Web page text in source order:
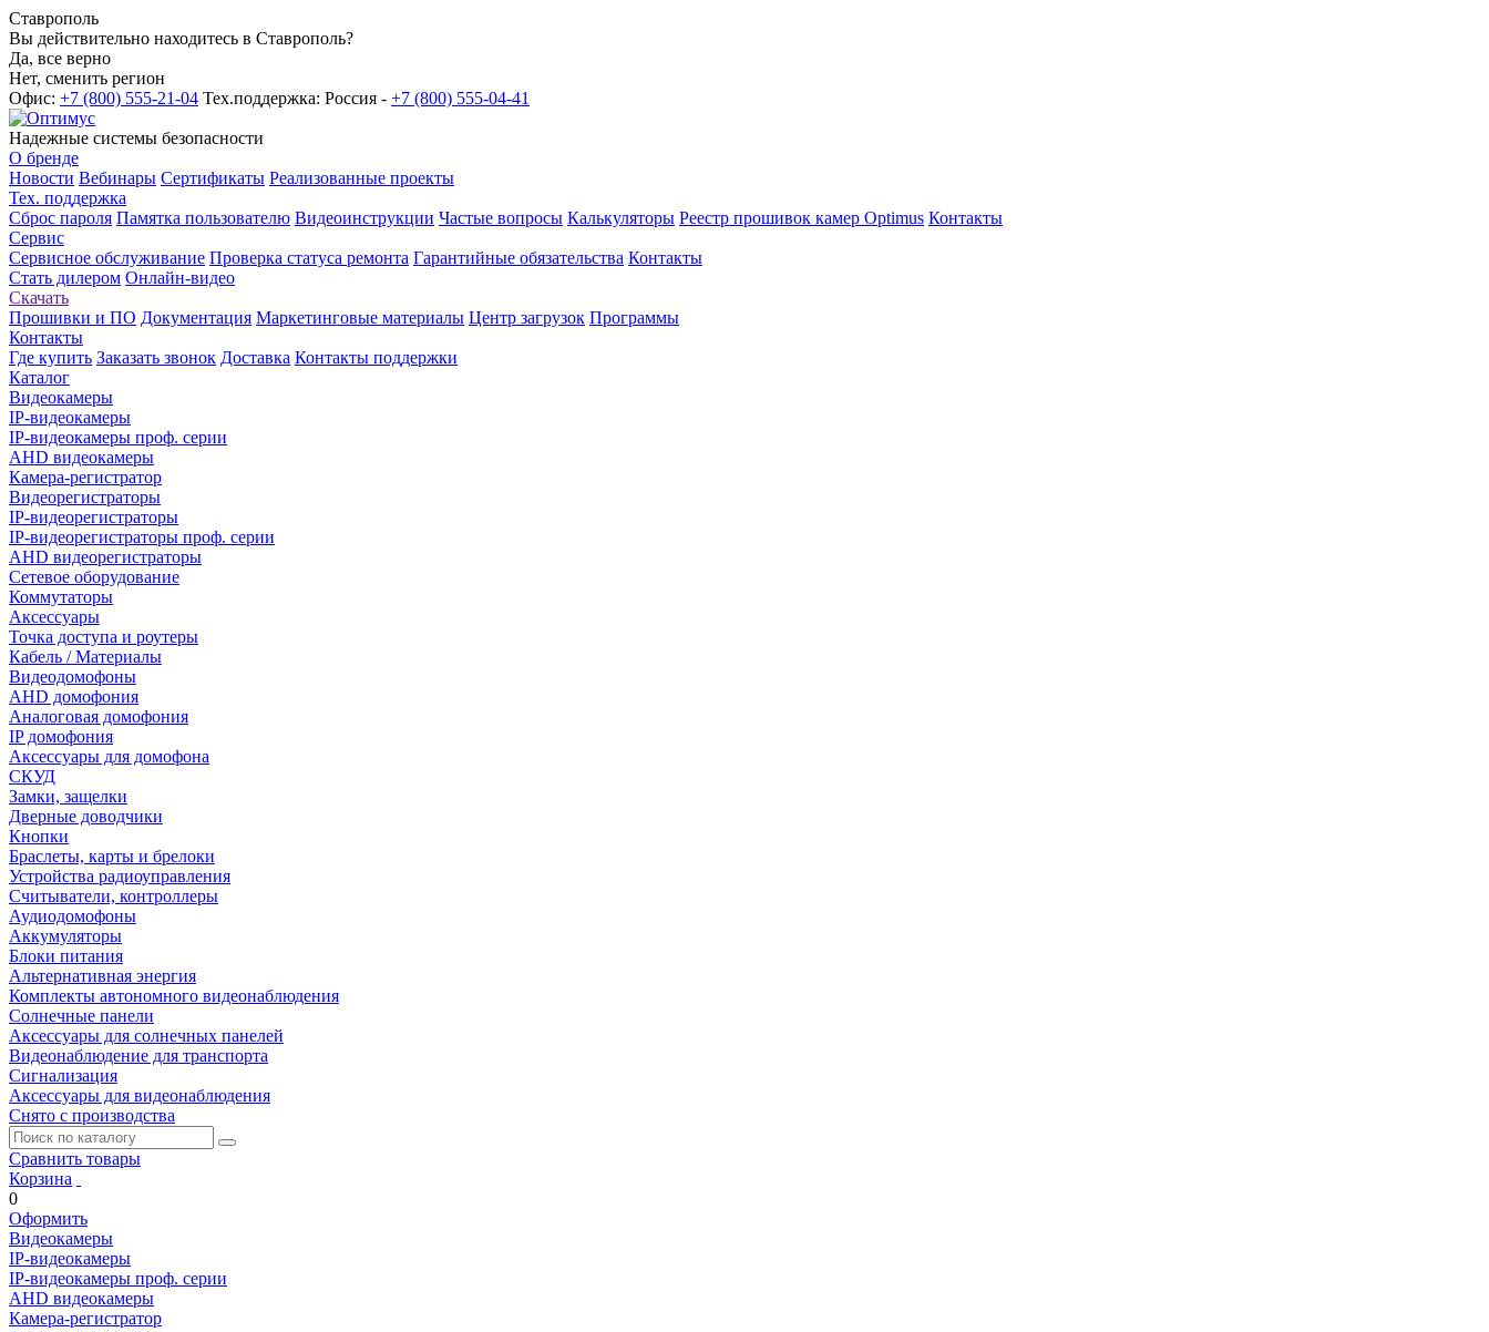
Ставрополь
Вы действительно находитесь в Ставрополь?
Да, все верно
Нет, сменить регион
Офис: +7 (800) 555-21-04 Тех.поддержка: Россия - +7 (800) 555-04-41
Надежные системы безопасности
О бренде
Новости Вебинары Сертификаты Реализованные проекты
Тех. поддержка
Сброс пароля Памятка пользователю Видеоинструкции Частые вопросы Калькуляторы Реестр прошивок камер Optimus Контакты
Сервис
Сервисное обслуживание Проверка статуса ремонта Гарантийные обязательства Контакты
Стать дилером Онлайн-видео
Скачать
Прошивки и ПО Документация Маркетинговые материалы Центр загрузок Программы
Контакты
Где купить Заказать звонок Доставка Контакты поддержки
Каталог
Видеокамеры
IP-видеокамеры
IP-видеокамеры проф. серии
AHD видеокамеры
Камера-регистратор
Видеорегистраторы
IP-видеорегистраторы
IP-видеорегистраторы проф. серии
AHD видеорегистраторы
Сетевое оборудование
Коммутаторы
Аксессуары
Точка доступа и роутеры
Кабель / Материалы
Видеодомофоны
AHD домофония
Аналоговая домофония
IP домофония
Аксессуары для домофона
СКУД
Замки, защелки
Дверные доводчики
Кнопки
Браслеты, карты и брелоки
Устройства радиоуправления
Считыватели, контроллеры
Аудиодомофоны
Аккумуляторы
Блоки питания
Альтернативная энергия
Комплекты автономного видеонаблюдения
Солнечные панели
Аксессуары для солнечных панелей
Видеонаблюдение для транспорта
Сигнализация
Аксессуары для видеонаблюдения
Снято с производства
Сравнить товары
Корзина
0
Оформить
Видеокамеры
IP-видеокамеры
IP-видеокамеры проф. серии
AHD видеокамеры
Камера-регистратор